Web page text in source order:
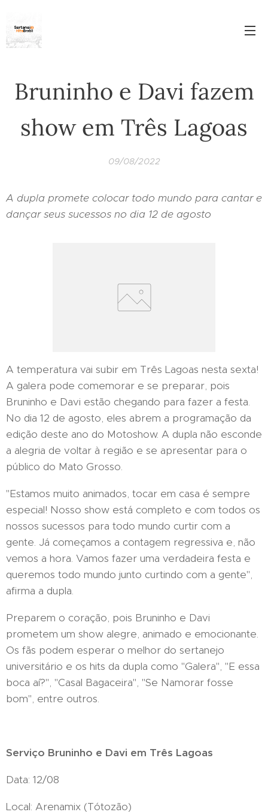
Bruninho e Davi fazem
show em Três Lagoas
09/08/2022
A dupla promete colocar todo mundo para cantar e
dançar seus sucessos no dia 12 de agosto
A temperatura vai subir em Três Lagoas nesta sexta!
A galera pode comemorar e se preparar, pois
Bruninho e Davi estão chegando para fazer a festa.
No dia 12 de agosto, eles abrem a programação da
edição deste ano do Motoshow. A dupla não esconde
a alegria de voltar à região e se apresentar para o
público do Mato Grosso.
"Estamos muito animados, tocar em casa é sempre
especial! Nosso show está completo e com todos os
nossos sucessos para todo mundo curtir com a
gente. Já começamos a contagem regressiva e, não
vemos a hora. Vamos fazer uma verdadeira festa e
queremos todo mundo junto curtindo com a gente",
afirma a dupla.
Preparem o coração, pois Bruninho e Davi
prometem um show alegre, animado e emocionante.
Os fãs podem esperar o melhor do sertanejo
universitário e os hits da dupla como "Galera", "E essa
boca aí?", "Casal Bagaceira", "Se Namorar fosse
bom", entre outros.
Serviço Bruninho e Davi em Três Lagoas
Data: 12/08
Local: Arenamix (Tótozão)